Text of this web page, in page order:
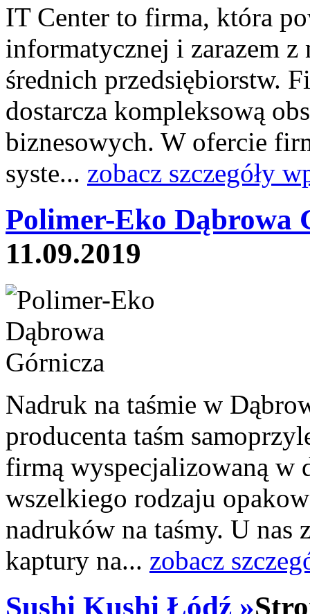
IT Center to firma, która
informatycznej i zarazem z
średnich przedsiębiorstw.
dostarcza kompleksową
biznesowych. W ofercie
syste... zobacz szczegóły
Polimer-Eko Dąbrowa
11.09.2019
Nadruk na taśmie w
producenta taśm
firmą wyspecjalizowaną w
wszelkiego rodzaju
nadruków na taśmy. U
kaptury na... zobacz
Sushi Kushi Łódź »